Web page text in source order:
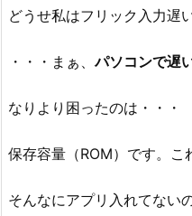
どうせ私はフリック入力遅
・・・まぁ、パソコンで遅
なりより困ったのは・・・
保存容量（ROM）です。こ
そんなにアプリ入れてない